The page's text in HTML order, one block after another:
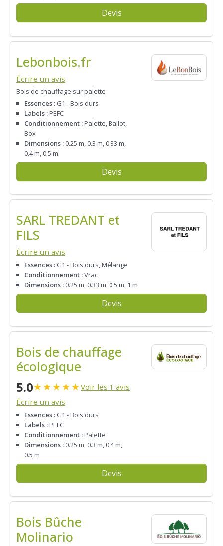
Devis
Lebonbois.fr
Écrire un avis
Bois de chauffage sur palette
Essences : G1 - Bois durs
Labels :PEFC
Conditionnement :Palette, Ballot,
Box
Dimensions : 0.25 m, 0.3 m, 0.33 m,
0.4 m, 0.5 m
Devis
SARL TREDANT et
FILS
Écrire un avis
Essences : G1 - Bois durs, Mélange
Conditionnement :Vrac
Dimensions : 0.25 m, 0.33 m, 0.5 m, 1 m
Devis
Bois de chauffage
écologique
5.0★★★★★Voir les 1 avis
Écrire un avis
Essences : G1 - Bois durs
Labels :PEFC
Conditionnement :Palette
Dimensions : 0.25 m, 0.3 m, 0.4 m,
0.5 m
Devis
Bois Bûche
Molinario